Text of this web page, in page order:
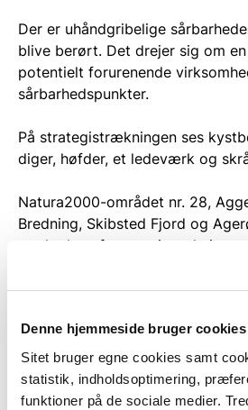
Denne hjemmeside bruger cookies
Sitet bruger egne cookies samt
statistik, indholdsoptimering,
funktioner på de sociale medier.
Der er uhåndgribelige
blive berørt. Det drejer sig om
potentielt forurenende
sårbarhedspunkter.
På strategistrækningen ses
diger, høfder, et ledeværk og
Natura2000-området nr. 28,
Bredning, Skibsted Fjord og
nærheden af
beskyttet natur, §3-områder, i
mose, overdrev, strandeng og
Strategistrækningen er fastlagt
risikobillede, der generelt ses